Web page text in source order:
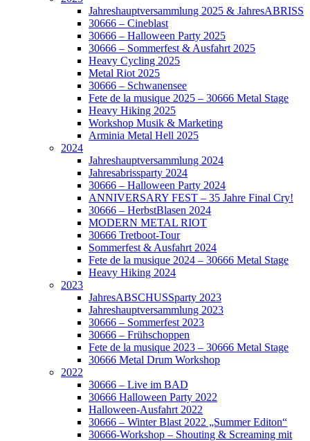
Jahreshauptversammlung 2025 & JahresABRISS
30666 – Cineblast
30666 – Halloween Party 2025
30666 – Sommerfest & Ausfahrt 2025
Heavy Cycling 2025
Metal Riot 2025
30666 – Schwanensee
Fete de la musique 2025 – 30666 Metal Stage
Heavy Hiking 2025
Workshop Musik & Marketing
Arminia Metal Hell 2025
2024
Jahreshauptversammlung 2024
Jahresabrissparty 2024
30666 – Halloween Party 2024
ANNIVERSARY FEST – 35 Jahre Final Cry!
30666 – HerbstBlasen 2024
MODERN METAL RIOT
30666 Tretboot-Tour
Sommerfest & Ausfahrt 2024
Fete de la musique 2024 – 30666 Metal Stage
Heavy Hiking 2024
2023
JahresABSCHUSSparty 2023
Jahreshauptversammlung 2023
30666 – Sommerfest 2023
30666 – Frühschoppen
Fete de la musique 2023 – 30666 Metal Stage
30666 Metal Drum Workshop
2022
30666 – Live im BAD
30666 Halloween Party 2022
Halloween-Ausfahrt 2022
30666 – Winter Blast 2022 „Summer Editon“
30666-Workshop – Shouting & Screaming mit